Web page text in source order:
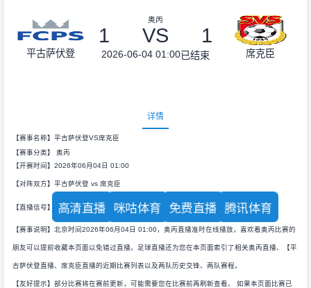
平古萨伏登
奥丙
1 VS 1
2026-06-04 01:00已结束 席克臣
详情
【赛事名称】平古萨伏登VS席克臣
【赛事分类】 奥丙
【开赛时间】2026年06月04日 01:00
【对阵双方】平古萨伏登 vs 席克臣
【直播信号】 高清直播 咪咕体育 免费直播 腾讯体育
【赛事说明】北京时间2026年06月04日 01:00，奥丙直播准时在线播放，喜欢看奥丙比赛的
朋友可以提前收藏本页面以免错过直播。足球直播还为您在本页面索引了相关奥丙直播、【平
古萨伏登直播、席克臣直播的近期比赛列表以及两队历史交锋、两队赛程。
【友好提示】部分比赛将在赛前更新，可能需要您在比赛前再刷新查看。 如果本页面比赛已